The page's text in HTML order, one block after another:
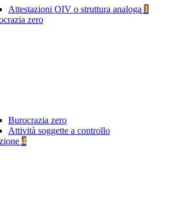
Attestazioni OIV o struttura analoga 1
zero
Burocrazia zero
Attività soggette a controllo
4